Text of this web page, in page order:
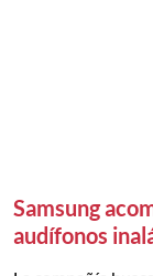
Samsung
audífonos